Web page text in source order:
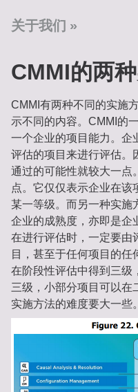
关于我们
CMMI的两
CMMI有两种不同的实施
示不同的内容。CMMI的
一个企业的项目能力。企
评估的项目来进行评估。
通过的可能性就较大一点
点。它仅仅表示企业在该
某一等级。而另一种实施
企业的成熟度，亦即是企
在进行评估时，一定要由
目，甚至于任何项目的
在阶段性评估中得到三级
三级，小部分项目可以在
实施方法的难度要大一些。